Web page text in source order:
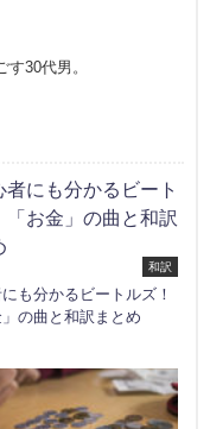
30代男。
和訳
も分かるビートルズ！
」の曲と和訳まとめ